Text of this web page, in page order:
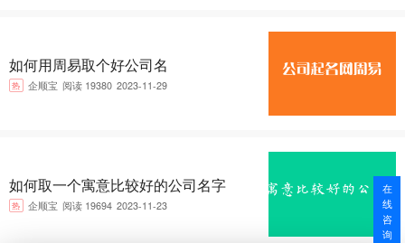
如何用周易取个好公司名
热 企顺宝 阅读 19380 2023-11-29
如何取一个寓意比较好的公司名字
热 企顺宝 阅读 19694 2023-11-23
在
线
咨
询